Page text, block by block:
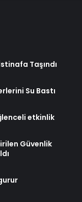
Taşındı
Su Bastı
etkinlik
Güvenlik